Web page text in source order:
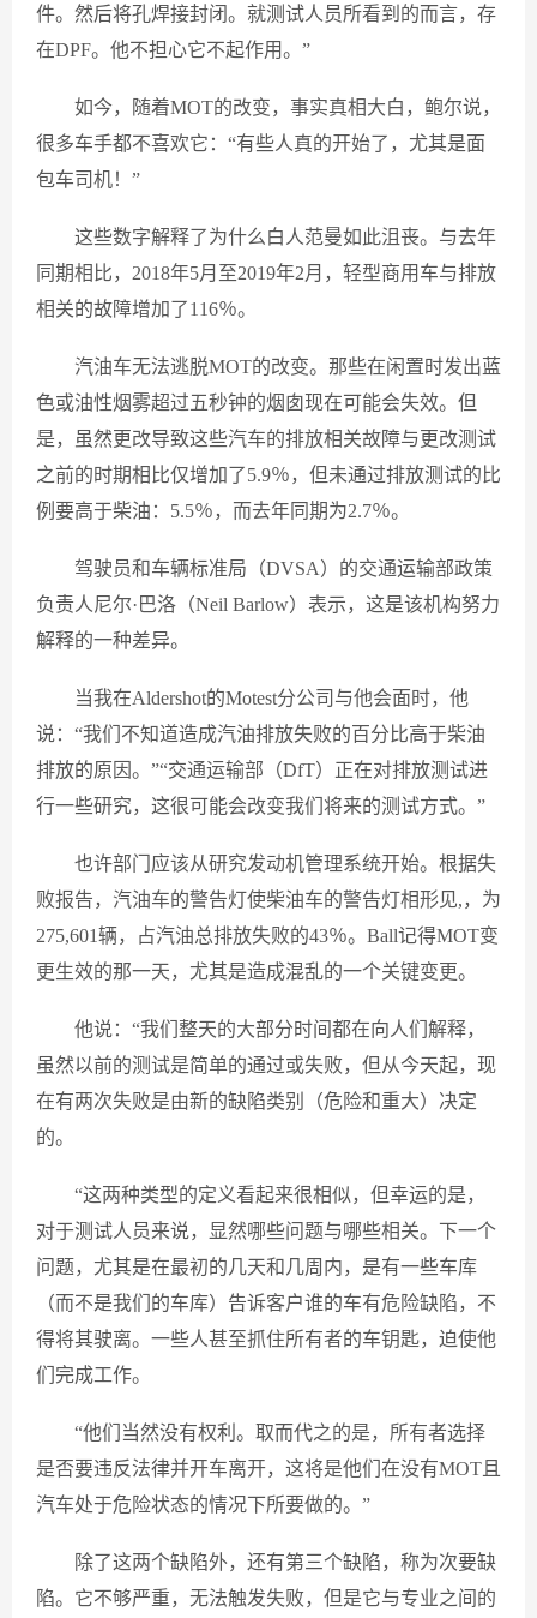
件。然后将孔焊接封闭。就测试人员所看到的而言，存
在DPF。他不担心它不起作用。”
如今，随着MOT的改变，事实真相大白，鲍尔说，
很多车手都不喜欢它：“有些人真的开始了，尤其是面
包车司机！”
这些数字解释了为什么白人范曼如此沮丧。与去年
同期相比，2018年5月至2019年2月，轻型商用车与排放
相关的故障增加了116％。
汽油车无法逃脱MOT的改变。那些在闲置时发出蓝
色或油性烟雾超过五秒钟的烟囱现在可能会失效。但
是，虽然更改导致这些汽车的排放相关故障与更改测试
之前的时期相比仅增加了5.9％，但未通过排放测试的比
例要高于柴油：5.5％，而去年同期为2.7％。
驾驶员和车辆标准局（DVSA）的交通运输部政策
负责人尼尔·巴洛（Neil Barlow）表示，这是该机构努力
解释的一种差异。
当我在Aldershot的Motest分公司与他会面时，他
说：“我们不知道造成汽油排放失败的百分比高于柴油
排放的原因。”“交通运输部（DfT）正在对排放测试进
行一些研究，这很可能会改变我们将来的测试方式。”
也许部门应该从研究发动机管理系统开始。根据失
败报告，汽油车的警告灯使柴油车的警告灯相形见,，为
275,601辆，占汽油总排放失败的43％。Ball记得MOT变
更生效的那一天，尤其是造成混乱的一个关键变更。
他说：“我们整天的大部分时间都在向人们解释，
虽然以前的测试是简单的通过或失败，但从今天起，现
在有两次失败是由新的缺陷类别（危险和重大）决定
的。
“这两种类型的定义看起来很相似，但幸运的是，
对于测试人员来说，显然哪些问题与哪些相关。下一个
问题，尤其是在最初的几天和几周内，是有一些车库
（而不是我们的车库）告诉客户谁的车有危险缺陷，不
得将其驶离。一些人甚至抓住所有者的车钥匙，迫使他
们完成工作。
“他们当然没有权利。取而代之的是，所有者选择
是否要违反法律并开车离开，这将是他们在没有MOT且
汽车处于危险状态的情况下所要做的。”
除了这两个缺陷外，还有第三个缺陷，称为次要缺
陷。它不够严重，无法触发失败，但是它与专业之间的